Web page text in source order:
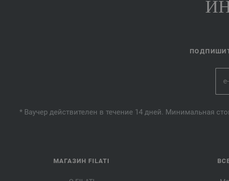
* Ваучер действителен в течение 14 дней. Минимальная
МАГАЗИН FILATI